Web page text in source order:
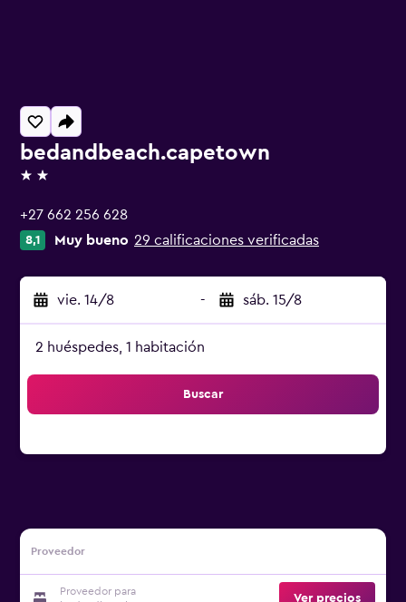
bedandbeach.capetown
2 estrellas
+27 662 256 628
8,1 Muy bueno 29 calificaciones verificadas
vie. 14/8 - sáb. 15/8
2 huéspedes, 1 habitación
Buscar
Proveedor
Proveedor para
Ver precios